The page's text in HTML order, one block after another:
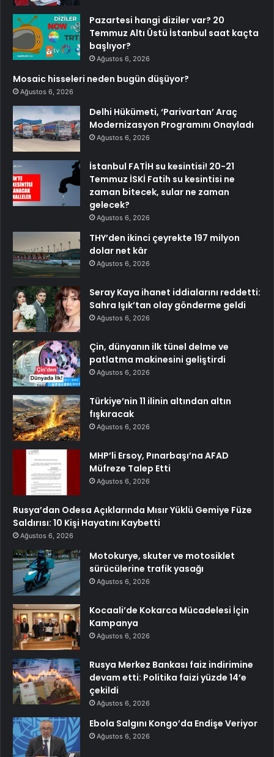
Pazartesi hangi diziler var? 20
Temmuz Altı Üstü İstanbul saat kaçta
başlıyor?
Ağustos 6, 2026
Mosaic hisseleri neden bugün düşüyor?
Ağustos 6, 2026
Delhi Hükümeti, ‘Parivartan’ Araç
Modernizasyon Programını Onayladı
Ağustos 6, 2026
İstanbul FATİH su kesintisi! 20-21
Temmuz İSKİ Fatih su kesintisi ne
zaman bitecek, sular ne zaman
gelecek?
Ağustos 6, 2026
THY’den ikinci çeyrekte 197 milyon
dolar net kâr
Ağustos 6, 2026
Seray Kaya ihanet iddialarını reddetti:
Sahra Işık’tan olay gönderme geldi
Ağustos 6, 2026
Çin, dünyanın ilk tünel delme ve
patlatma makinesini geliştirdi
Ağustos 6, 2026
Türkiye’nin 11 ilinin altından altın
fışkıracak
Ağustos 6, 2026
MHP’li Ersoy, Pınarbaşı’na AFAD
Müfreze Talep Etti
Ağustos 6, 2026
Rusya’dan Odesa Açıklarında Mısır Yüklü Gemiye Füze
Saldırısı: 10 Kişi Hayatını Kaybetti
Ağustos 6, 2026
Motokurye, skuter ve motosiklet
sürücülerine trafik yasağı
Ağustos 6, 2026
Kocaali’de Kokarca Mücadelesi İçin
Kampanya
Ağustos 6, 2026
Rusya Merkez Bankası faiz indirimine
devam etti: Politika faizi yüzde 14’e
çekildi
Ağustos 6, 2026
Ebola Salgını Kongo’da Endişe Veriyor
Ağustos 6, 2026